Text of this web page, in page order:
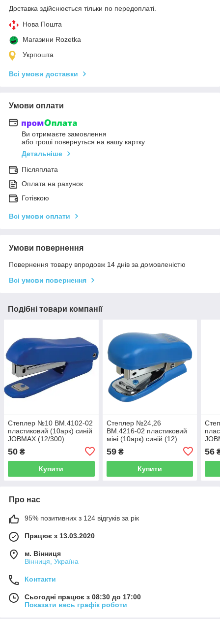
Доставка здійснюється тільки по передоплаті.
Нова Пошта
Магазини Rozetka
Укрпошта
Всі умови доставки
Умови оплати
Ви отримаєте замовлення
або гроші повернуться на вашу картку
Детальніше
Післяплата
Оплата на рахунок
Готівкою
Всі умови оплати
Умови повернення
Повернення товару впродовж 14 днів за домовленістю
Всі умови повернення
Подібні товари компанії
Степлер №10 BM.4102-02
пластиковий (10арк) синій
JOBMAX (12/300)
50 ₴
Купити
Степлер №24,26
BM.4216-02 пластиковий
міні (10арк) синій (12)
59₴
Купити
56
Про нас
95% позитивних з 124 відгуків за рік
Працює з 13.03.2020
м. Вінниця
Вінниця, Україна
Контакти
Сьогодні працює з 08:30 до 17:00
Показати весь графік роботи